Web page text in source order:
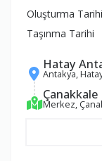
Oluşturma Tarihi
Taşınma Tarihi
Hatay
Antakya,
Merkez,